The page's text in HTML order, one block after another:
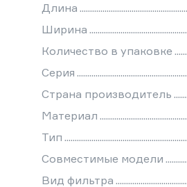
Длина
Ширина
Количество в упаковке
Серия
Страна производитель
Материал
Тип
Совместимые модели
Вид фильтра